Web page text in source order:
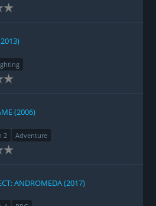
(2006)
2 Adventure
ANDROMEDA (2017)